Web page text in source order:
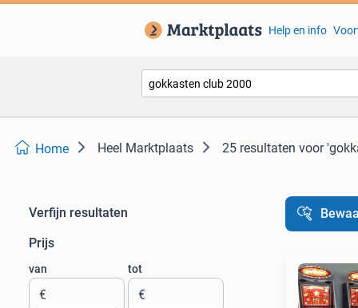
Help en info
Home Heel Marktplaats 25 resultaten voor
Verfijn resultaten
Prijs
van
€
tot
€